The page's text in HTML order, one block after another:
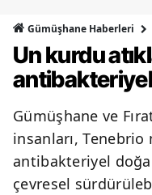
Gümüşhane Haberleri
Un kurdu
Gümüşhane ve
insanları,
antibakteriyel
çevresel